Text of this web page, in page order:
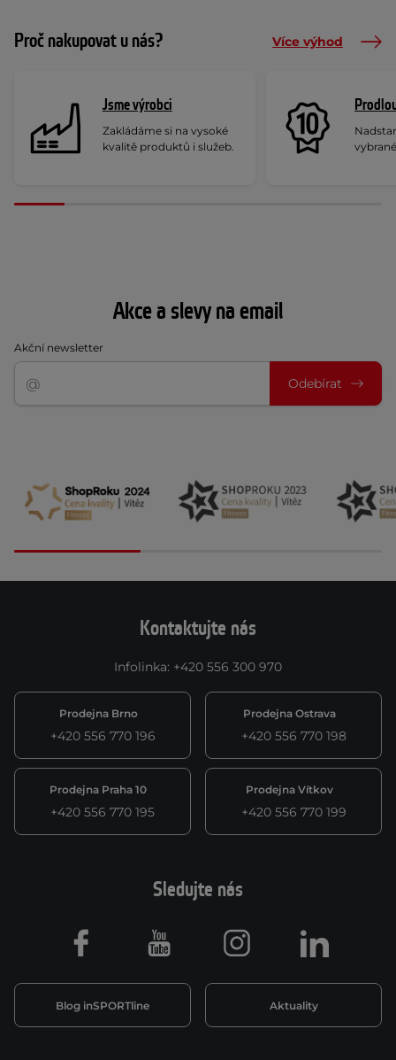
Proč nakupovat u nás? Více výhod
Jsme výrobci
Zakládáme si na vysoké
kvalitě produktů i služeb.
Akce a slevy na email
Akční newsletter
Odebírat
Kontaktujte nás
Infolinka: +420 556 300 970
Prodejna Brno
+420 556 770 196
Prodejna Ostrava
+420 556 770 198
Prodejna Praha 10
+420 556 770 195
Prodejna Vítkov
+420 556 770 199
Sledujte nás
Blog inSPORTline Aktuality
Facebook Youtube Instagram LinkedIn